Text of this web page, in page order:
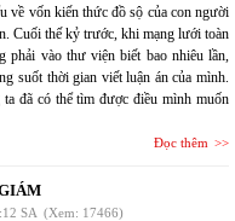
về vốn kiến thức đồ sộ của con người
Cuối thế kỷ trước, khi mạng lưới toàn
phải vào thư viện biết bao nhiêu lần,
suốt thời gian viết luận án của mình.
đã có thể tìm được điều mình muốn
Đọc thêm
SA (Xem: 17466)